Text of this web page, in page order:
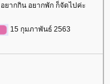
ยากกิน อยากพัก ก็จัดไปค่ะ
15 กุมภาพันธ์ 2563